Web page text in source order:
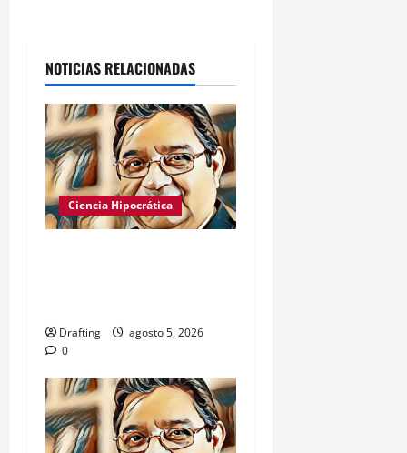
s
NOTICIAS RELACIONADAS
Ciencia Hipocrática
Drafting
agosto 5, 2026
0